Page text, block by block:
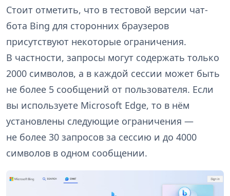
Стоит отметить, что в тестовой версии чат-
бота Bing для сторонних браузеров
присутствуют некоторые ограничения.
В частности, запросы могут содержать только
2000 символов, а в каждой сессии может быть
не более 5 сообщений от пользователя. Если
вы используете Microsoft Edge, то в нём
установлены следующие ограничения —
не более 30 запросов за сессию и до 4000
символов в одном сообщении.